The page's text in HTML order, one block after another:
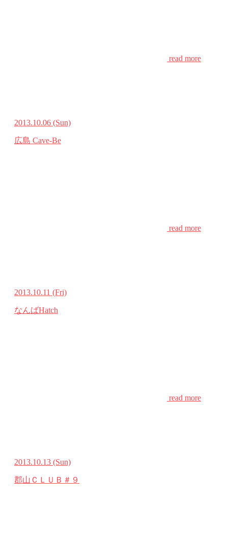
read more
2013.10.06 (Sun)
広島 Cave-Be
read more
2013.10.11 (Fri)
なんばHatch
read more
2013.10.13 (Sun)
郡山ＣＬＵＢ＃９